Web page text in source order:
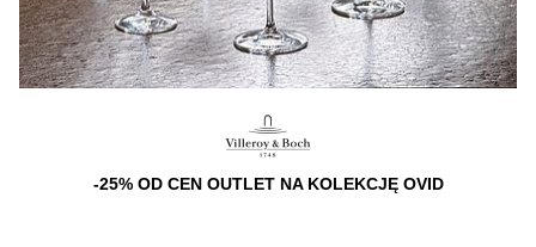
-25% OD CEN OUTLET NA KOLEKCJĘ OVID